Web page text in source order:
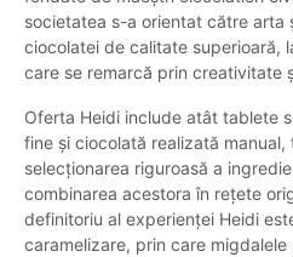
societatea s-a orientat către arta
ciocolatei de calitate superioară,
care se remarcă prin creativitate
Oferta Heidi include atât tablete
fine și ciocolată realizată
selecționarea riguroasă a
combinarea acestora în rețete
definitoriu al experienței Heidi
caramelizare, prin care